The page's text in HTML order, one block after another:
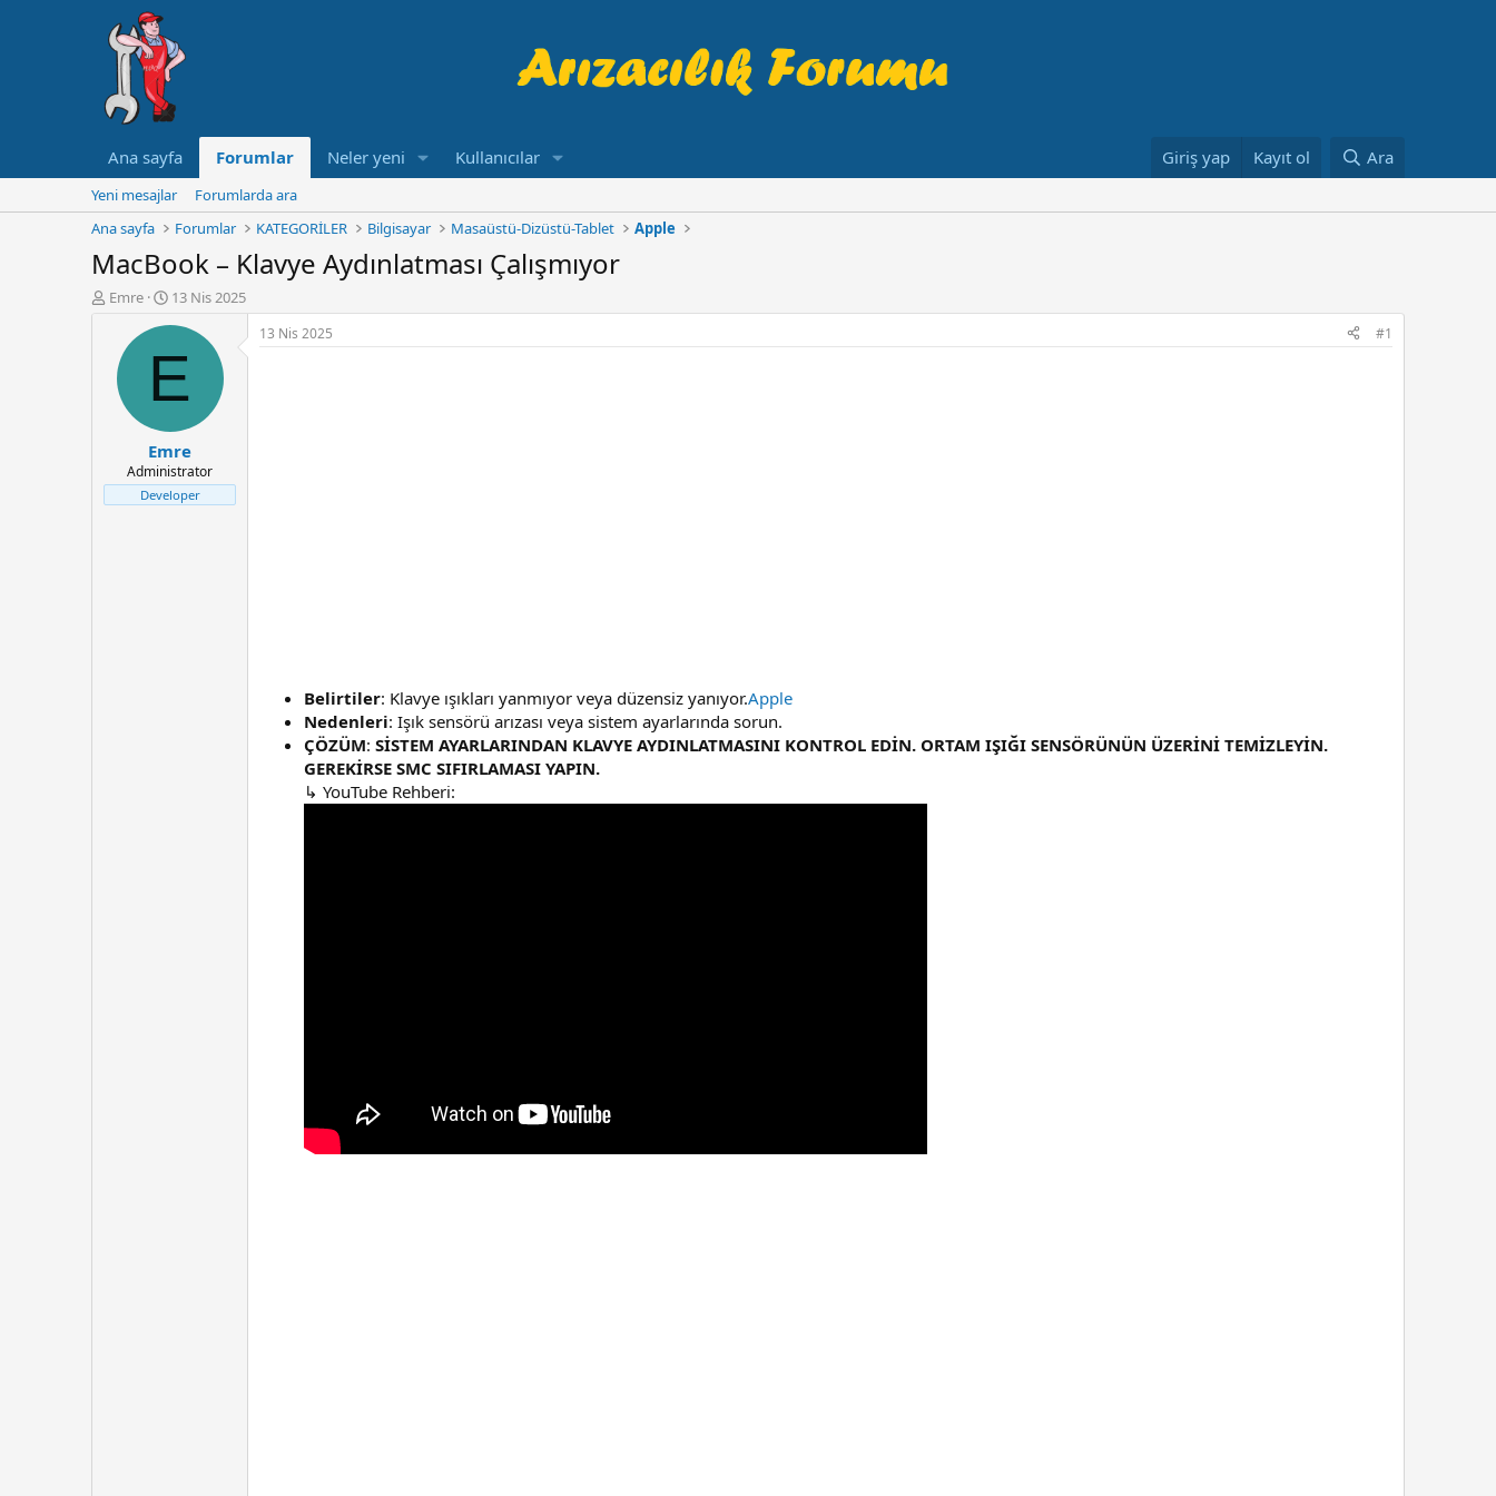
Ana sayfa Forumlar Neler yeni Kullanıcılar Giriş yap Kayıt ol Ara
Yeni mesajlar
Forumlarda ara
Ana sayfa
Forumlar KATEGORİLER Bilgisayar Masaüstü-Dizüstü-Tablet Apple
MacBook – Klavye Aydınlatması Çalışmıyor
K
Emre
B
l
a
n
ı
ç
t
a
13 Nis 2025
E
Emre
Administrator
Developer
13 Nis 2025 #1
Belirtiler: Klavye ışıkları yanmıyor veya düzensiz yanıyor.Apple
Nedenleri: Işık sensörü arızası veya sistem ayarlarında sorun.
ÇÖZÜM: SİSTEM AYARLARINDAN KLAVYE AYDINLATMASINI KONTROL EDİN. ORTAM IŞIĞI SENSÖRÜNÜN ÜZERİNİ TEMİZLEYİN.
GEREKİRSE SMC SIFIRLAMASI YAPIN.
↳ YouTube Rehberi: